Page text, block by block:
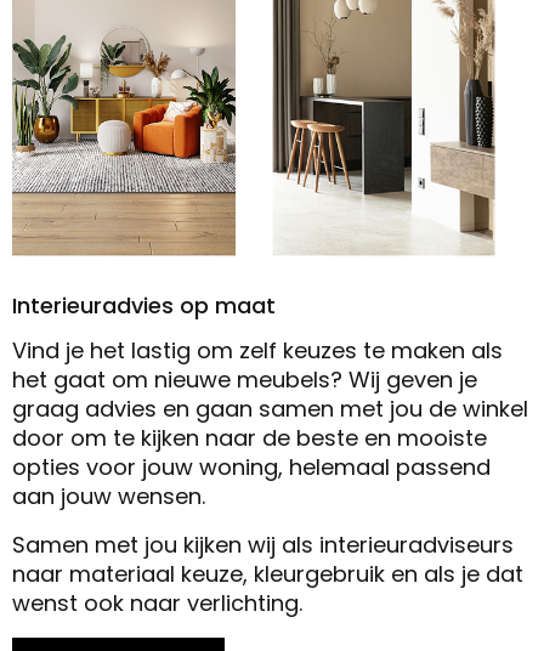
Interieuradvies op maat
Vind je het lastig om zelf keuzes te maken als
het gaat om nieuwe meubels? Wij geven je
graag advies en gaan samen met jou de winkel
door om te kijken naar de beste en mooiste
opties voor jouw woning, helemaal passend
aan jouw wensen.
Samen met jou kijken wij als interieuradviseurs
naar materiaal keuze, kleurgebruik en als je dat
wenst ook naar verlichting.